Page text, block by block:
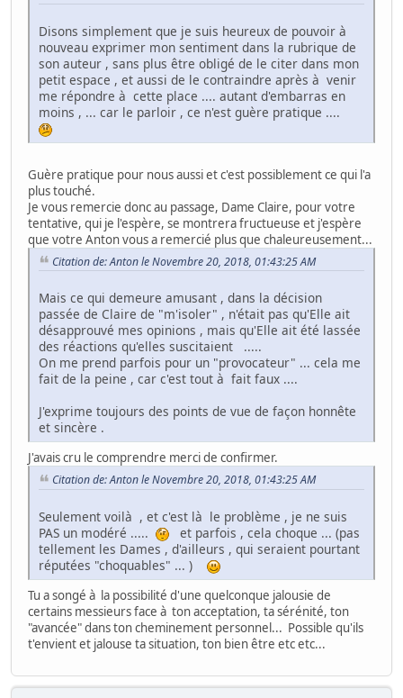
Disons simplement que je suis heureux de pouvoir à
nouveau exprimer mon sentiment dans la rubrique de
son auteur , sans plus être obligé de le citer dans mon
petit espace , et aussi de le contraindre après à venir
me répondre à cette place .... autant d'embarras en
moins , ... car le parloir , ce n'est guère pratique ....
Guère pratique pour nous aussi et c'est possiblement ce qui l'a
plus touché.
Je vous remercie donc au passage, Dame Claire, pour votre
tentative, qui je l'espère, se montrera fructueuse et j'espère
que votre Anton vous a remercié plus que chaleureusement...
Citation de: Anton le Novembre 20, 2018, 01:43:25 AM
Mais ce qui demeure amusant , dans la décision
passée de Claire de "m'isoler" , n'était pas qu'Elle ait
désapprouvé mes opinions , mais qu'Elle ait été lassée
des réactions qu'elles suscitaient .....
On me prend parfois pour un "provocateur" ... cela me
fait de la peine , car c'est tout à fait faux ....
J'exprime toujours des points de vue de façon honnête
et sincère .
J'avais cru le comprendre merci de confirmer.
Citation de: Anton le Novembre 20, 2018, 01:43:25 AM
Seulement voilà , et c'est là le problème , je ne suis
PAS un modéré .....
et parfois , cela choque ... (pas
tellement les Dames , d'ailleurs , qui seraient pourtant
réputées "choquables" ... )
Tu a songé à la possibilité d'une quelconque jalousie de
certains messieurs face à ton acceptation, ta sérénité, ton
"avancée" dans ton cheminement personnel... Possible qu'ils
t'envient et jalouse ta situation, ton bien être etc etc...